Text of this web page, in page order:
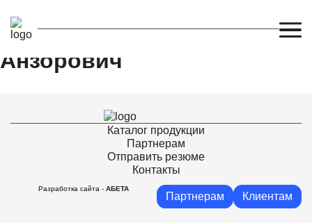
Османов Тембулат
Анзорович
Каталог продукции
Партнерам
Отправить резюме
Контакты
Разработка сайта - АБЕТА
Партнерам Клиентам